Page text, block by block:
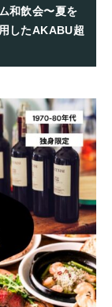
和飲会〜夏を
したAKABU超